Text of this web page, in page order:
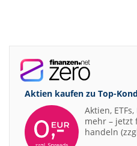
Aktien kaufen zu Top-
Aktien,
mehr – jetzt
handeln